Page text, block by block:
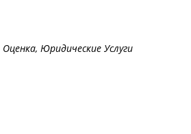
Оценка, Юридические Услуги